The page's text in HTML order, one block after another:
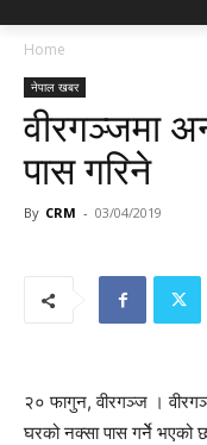
Home
नेपाल खबर
वीरगञ्जमा
पास गरिने
By CRM - 03/04/2019
२० फागुन, वीरगञ्ज ।
घरको नक्सा पास गर्नेे भएको